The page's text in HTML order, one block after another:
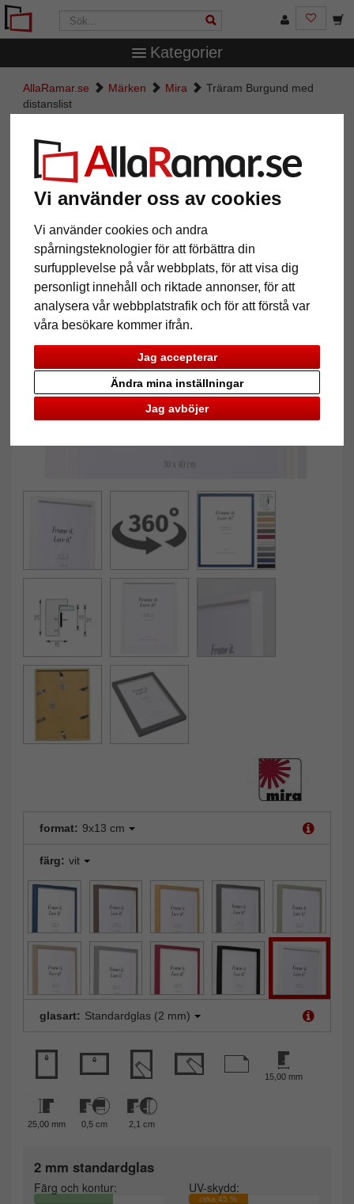
Vi använder oss av cookies
Vi använder cookies och andra
spårningsteknologier för att förbättra din
surfupplevelse på vår webbplats, för att visa dig
personligt innehåll och riktade annonser, för att
analysera vår webbplatstrafik och för att förstå var
våra besökare kommer ifrån.
Jag accepterar
Jag avböjer
Ändra mina inställningar
Kategorier
AllaRamar.se Märken Mira
Träram Burgund med
distanslist
Träram Burgund med distanslist
Tillbaka
format: 9x13 cm
färg: vit
glasart: Standardglas (2 mm)
15,00 mm
25,00 mm 0,5 cm 2,1 cm
2 mm standardglas
Färg och kontur: UV-skydd:
cirka 45 %